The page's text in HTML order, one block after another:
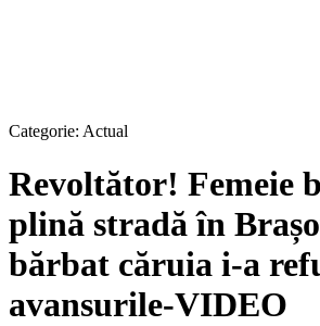
Categorie: Actual
Revoltător! Femeie
plină stradă în
bărbat căruia i-a
avansurile-VIDEO